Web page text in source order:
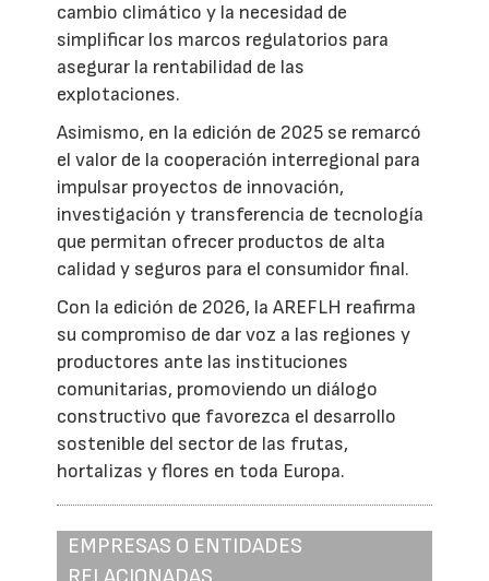
cambio climático y la necesidad de
simplificar los marcos regulatorios para
asegurar la rentabilidad de las
explotaciones.
Asimismo, en la edición de 2025 se remarcó
el valor de la cooperación interregional para
impulsar proyectos de innovación,
investigación y transferencia de tecnología
que permitan ofrecer productos de alta
calidad y seguros para el consumidor final.
Con la edición de 2026, la AREFLH reafirma
su compromiso de dar voz a las regiones y
productores ante las instituciones
comunitarias, promoviendo un diálogo
constructivo que favorezca el desarrollo
sostenible del sector de las frutas,
hortalizas y flores en toda Europa.
EMPRESAS O ENTIDADES